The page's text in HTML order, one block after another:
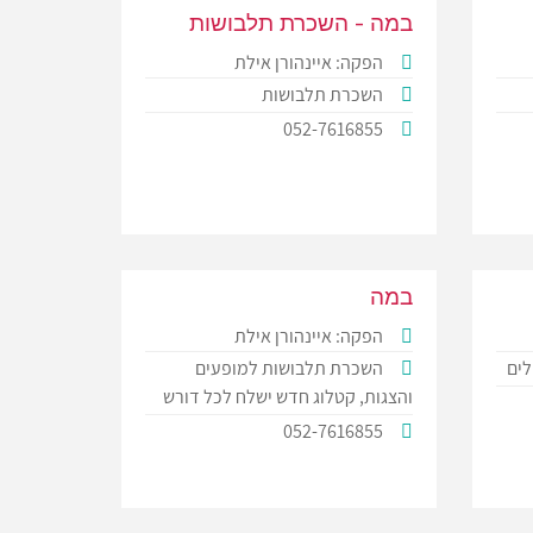
במה - השכרת תלבושות
הפקה: איינהורן אילת
השכרת תלבושות
052-7616855
במה
הפקה: איינהורן אילת
השכרת תלבושות למופעים
והצגות, קטלוג חדש ישלח לכל דורש
052-7616855